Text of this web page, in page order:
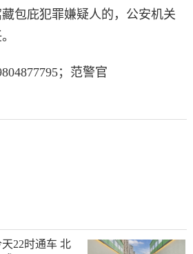
包庇犯罪嫌疑人的，公安机关
；范警官
22时通车 北